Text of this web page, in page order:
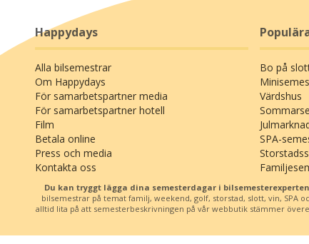
Happydays
Alla bilsemestrar
Om Happydays
För samarbetspartner media
För samarbetspartner hotell
Film
Betala online
Press och media
Kontakta oss
Bo på
Värdshus
SPA-
Du kan tryggt lägga dina semesterdagar i
bilsemestrar på temat familj, weekend, golf, storstad, slott, vin, SPA
alltid lita på att semesterbeskrivningen på vår webbutik stämmer